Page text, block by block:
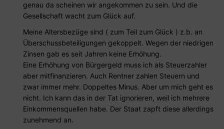
genau da scheinen wir angekommen zu sein. Und die
Gesellschaft wacht zum Glück auf.
Meine Altersbezüge sind ( zum Teil zum Glück ) z.b. an
Überschussbeteiligungen gekoppelt. Wegen der niedrigen
Zinsen gab es seit Jahren keine Erhöhung.
Eine Erhöhung von Bürgergeld muss ich als Steuerzahler
aber mitfinanzieren. Auch Rentner zahlen Steuern und
zwar immer mehr. Doppeltes Minus. Aber um mich geht es
nicht. Ich kann das in der Tat ignorieren, weil ich mehrere
Einkommensquellen habe. Der Staat zapft diese allerdings
zunehmend an.